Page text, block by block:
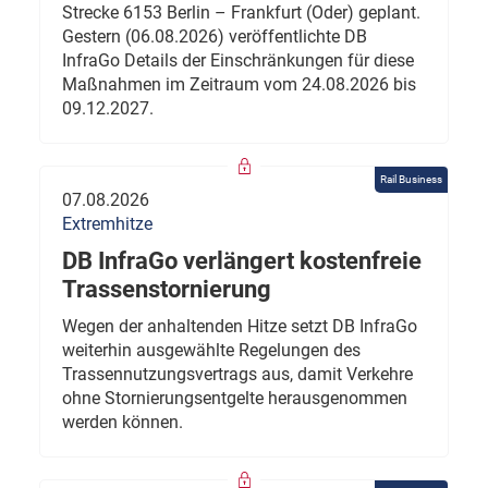
Strecke 6153 Berlin – Frankfurt (Oder) geplant.
Gestern (06.08.2026) veröffentlichte DB
InfraGo Details der Einschränkungen für diese
Maßnahmen im Zeitraum vom 24.08.2026 bis
09.12.2027.
Rail Business
07.08.2026
Extremhitze
DB InfraGo verlängert kostenfreie
Trassenstornierung
Wegen der anhaltenden Hitze setzt DB InfraGo
weiterhin ausgewählte Regelungen des
Trassennutzungsvertrags aus, damit Verkehre
ohne Stornierungsentgelte herausgenommen
werden können.